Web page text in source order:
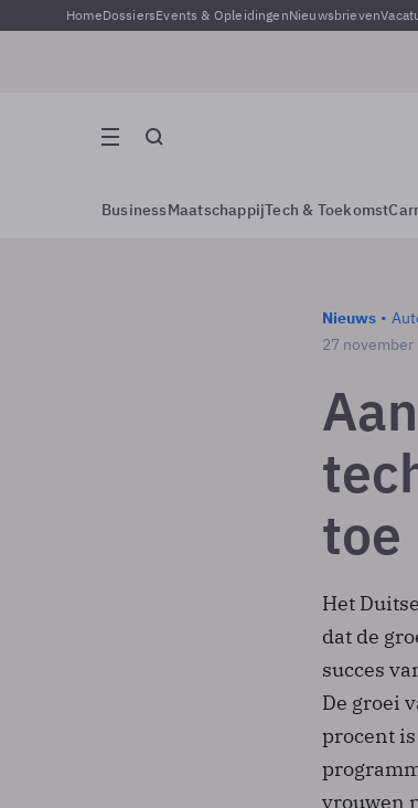
HomeDossiersEvents & OpleidingenNieuwsbrieven
BusinessMaatschappijTech & Toekomst
Nieuws
27 november
toe
Het
dat de
succes
De groei
procent
vrouwen